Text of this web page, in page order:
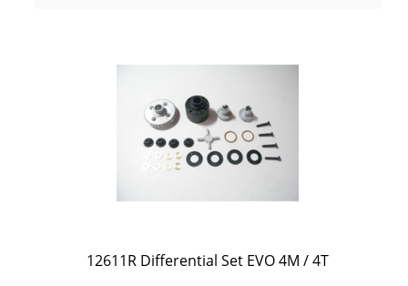
12611R Differential Set EVO 4M / 4T